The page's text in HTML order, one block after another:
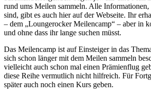
rund ums Meilen sammeln. Alle Informationen,
sind, gibt es auch hier auf der Webseite. Ihr
– dem „Loungerocker Meilencamp“ – aber in
und ohne dass ihr lange suchen müsst.
Das Meilencamp ist auf Einsteiger in das
sich schon länger mit dem Meilen sammeln
vielleicht auch schon mal einen Prämienflug
diese Reihe vermutlich nicht hilfreich. Für
später auch noch einen Kurs geben.